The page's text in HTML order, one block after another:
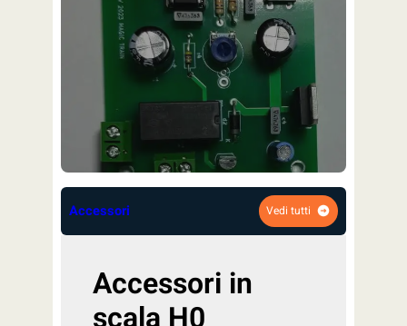
Accessori Vedi tutti
Accessori in